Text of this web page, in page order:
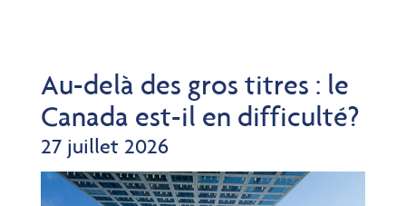
Au-delà des gros titres : le
Canada est-il en difficulté?
27 juillet 2026